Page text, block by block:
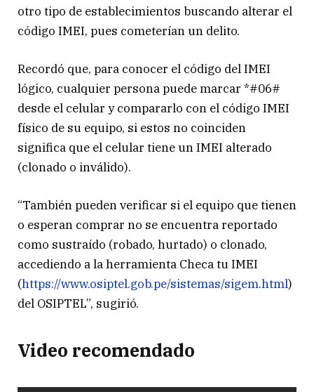
otro tipo de establecimientos buscando alterar el
código IMEI, pues cometerían un delito.
Recordó que, para conocer el código del IMEI
lógico, cualquier persona puede marcar *#06#
desde el celular y compararlo con el código IMEI
físico de su equipo, si estos no coinciden
significa que el celular tiene un IMEI alterado
(clonado o inválido).
“También pueden verificar si el equipo que tienen
o esperan comprar no se encuentra reportado
como sustraído (robado, hurtado) o clonado,
accediendo a la herramienta Checa tu IMEI
(https://www.osiptel.gob.pe/sistemas/sigem.html)
del OSIPTEL”, sugirió.
Video recomendado